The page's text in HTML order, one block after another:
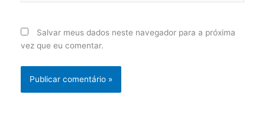
Salvar meus dados neste navegador para a próxima
vez que eu comentar.